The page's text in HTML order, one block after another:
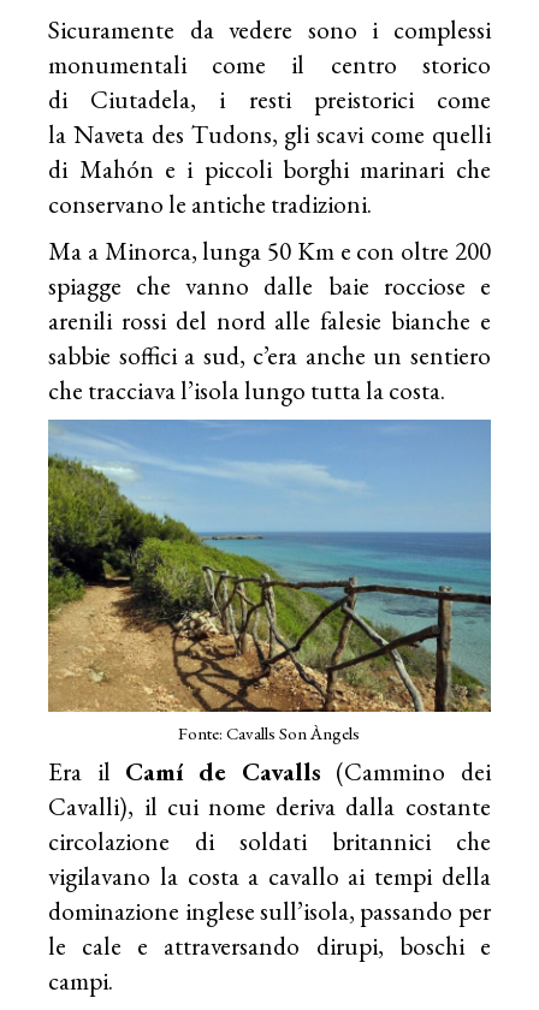
Sicuramente da vedere sono i complessi
monumentali come il centro storico
di Ciutadela, i resti preistorici come
la Naveta des Tudons, gli scavi come quelli
di Mahón e i piccoli borghi marinari che
conservano le antiche tradizioni.
Ma a Minorca, lunga 50 Km e con oltre 200
spiagge che vanno dalle baie rocciose e
arenili rossi del nord alle falesie bianche e
sabbie soffici a sud, c’era anche un sentiero
che tracciava l’isola lungo tutta la costa.
Fonte: Cavalls Son Àngels
Era il Camí de Cavalls (Cammino dei
Cavalli), il cui nome deriva dalla costante
circolazione di soldati britannici che
vigilavano la costa a cavallo ai tempi della
dominazione inglese sull’isola, passando per
le cale e attraversando dirupi, boschi e
campi.